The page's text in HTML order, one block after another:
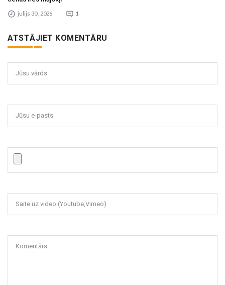
julijs 30 , 2026 1
ATSTĀJIET KOMENTĀRU
Jūsu vārds:
Jūsu e-pasts
Saite uz video (Youtube,Vimeo)
Komentārs